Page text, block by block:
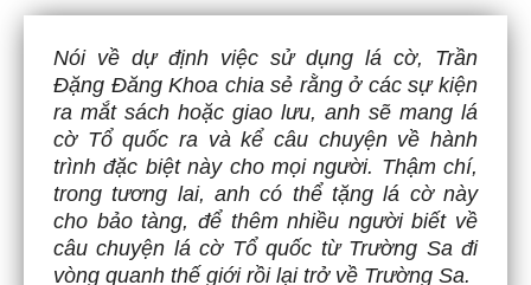
Nói về dự định việc sử dụng lá cờ, Trần
Đặng Đăng Khoa chia sẻ rằng ở các sự kiện
ra mắt sách hoặc giao lưu, anh sẽ mang lá
cờ Tổ quốc ra và kể câu chuyện về hành
trình đặc biệt này cho mọi người. Thậm chí,
trong tương lai, anh có thể tặng lá cờ này
cho bảo tàng, để thêm nhiều người biết về
câu chuyện lá cờ Tổ quốc từ Trường Sa đi
vòng quanh thế giới rồi lại trở về Trường Sa.